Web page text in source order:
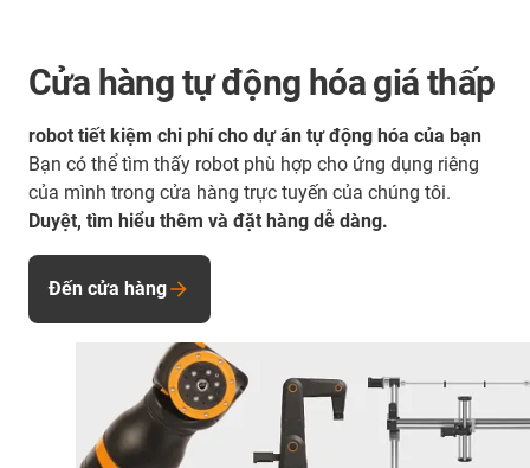
Cửa hàng tự động hóa giá thấp
robot tiết kiệm chi phí cho dự án tự động hóa của bạn
Bạn có thể tìm thấy robot phù hợp cho ứng dụng riêng
của mình trong cửa hàng trực tuyến của chúng tôi.
Duyệt, tìm hiểu thêm và đặt hàng dễ dàng.
Đến cửa hàng